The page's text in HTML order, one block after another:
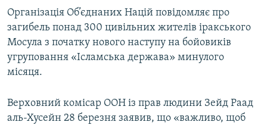
Організація Об’єднаних Націй повідомляє про
загибель понад 300 цивільних жителів іракського
Мосула з початку нового наступу на бойовиків
угруповання «Ісламська держава» минулого
місяця.
Верховний комісар ООН із прав людини Зейд Раад
аль-Хусейн 28 березня заявив, що «важливо, щоб